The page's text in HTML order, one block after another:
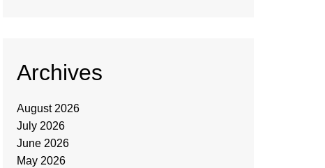
Archives
August 2026
July 2026
June 2026
May 2026